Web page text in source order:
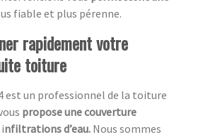
fiable et plus pérenne.
rapidement votre
toiture
est un professionnel de la toiture
propose une couverture
nfiltrations d’eau. Nous sommes